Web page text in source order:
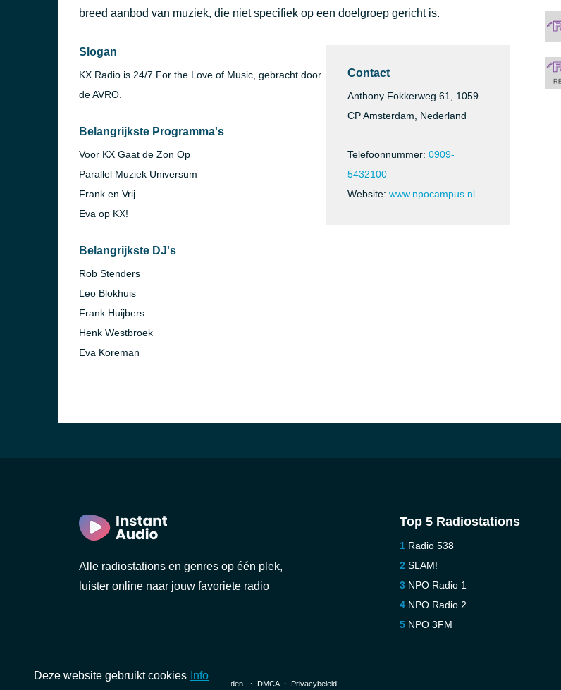
Camera
41 minuten geleden
breed aanbod van muziek, die niet specifiek op een doelgroep gericht is.
Slogan
KX Radio is 24/7 For the Love of Music, gebracht door
de AVRO.
Belangrijkste Programma's
Voor KX Gaat de Zon Op
Parallel Muziek Universum
Frank en Vrij
Eva op KX!
Belangrijkste DJ's
Rob Stenders
Leo Blokhuis
Frank Huijbers
Henk Westbroek
Eva Koreman
Contact
Anthony Fokkerweg 61, 1059
CP Amsterdam, Nederland
Telefoonnummer: 0909-
5432100
Website: www.npocampus.nl
Alle radiostations en genres op één plek,
luister online naar jouw favoriete radio
Top 5 Radiostations
Radio 538
SLAM!
NPO Radio 1
NPO Radio 2
NPO 3FM
© 2026 InstantAudio. Alle rechten voorbehouden. ・ DMCA・ Privacybeleid
Deze website gebruikt cookies Info